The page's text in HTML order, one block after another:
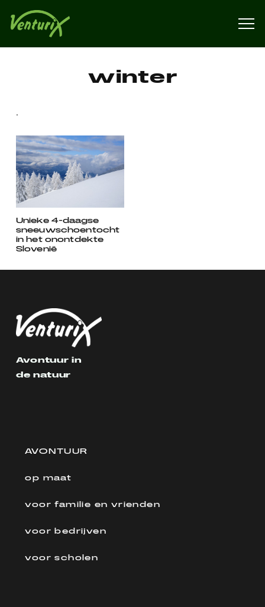
winter
.
Unieke 4-daagse
sneeuwschoentocht
in het onontdekte
Slovenië
Avontuur in
de natuur
AVONTUUR
op maat
voor familie en vrienden
voor bedrijven
voor scholen